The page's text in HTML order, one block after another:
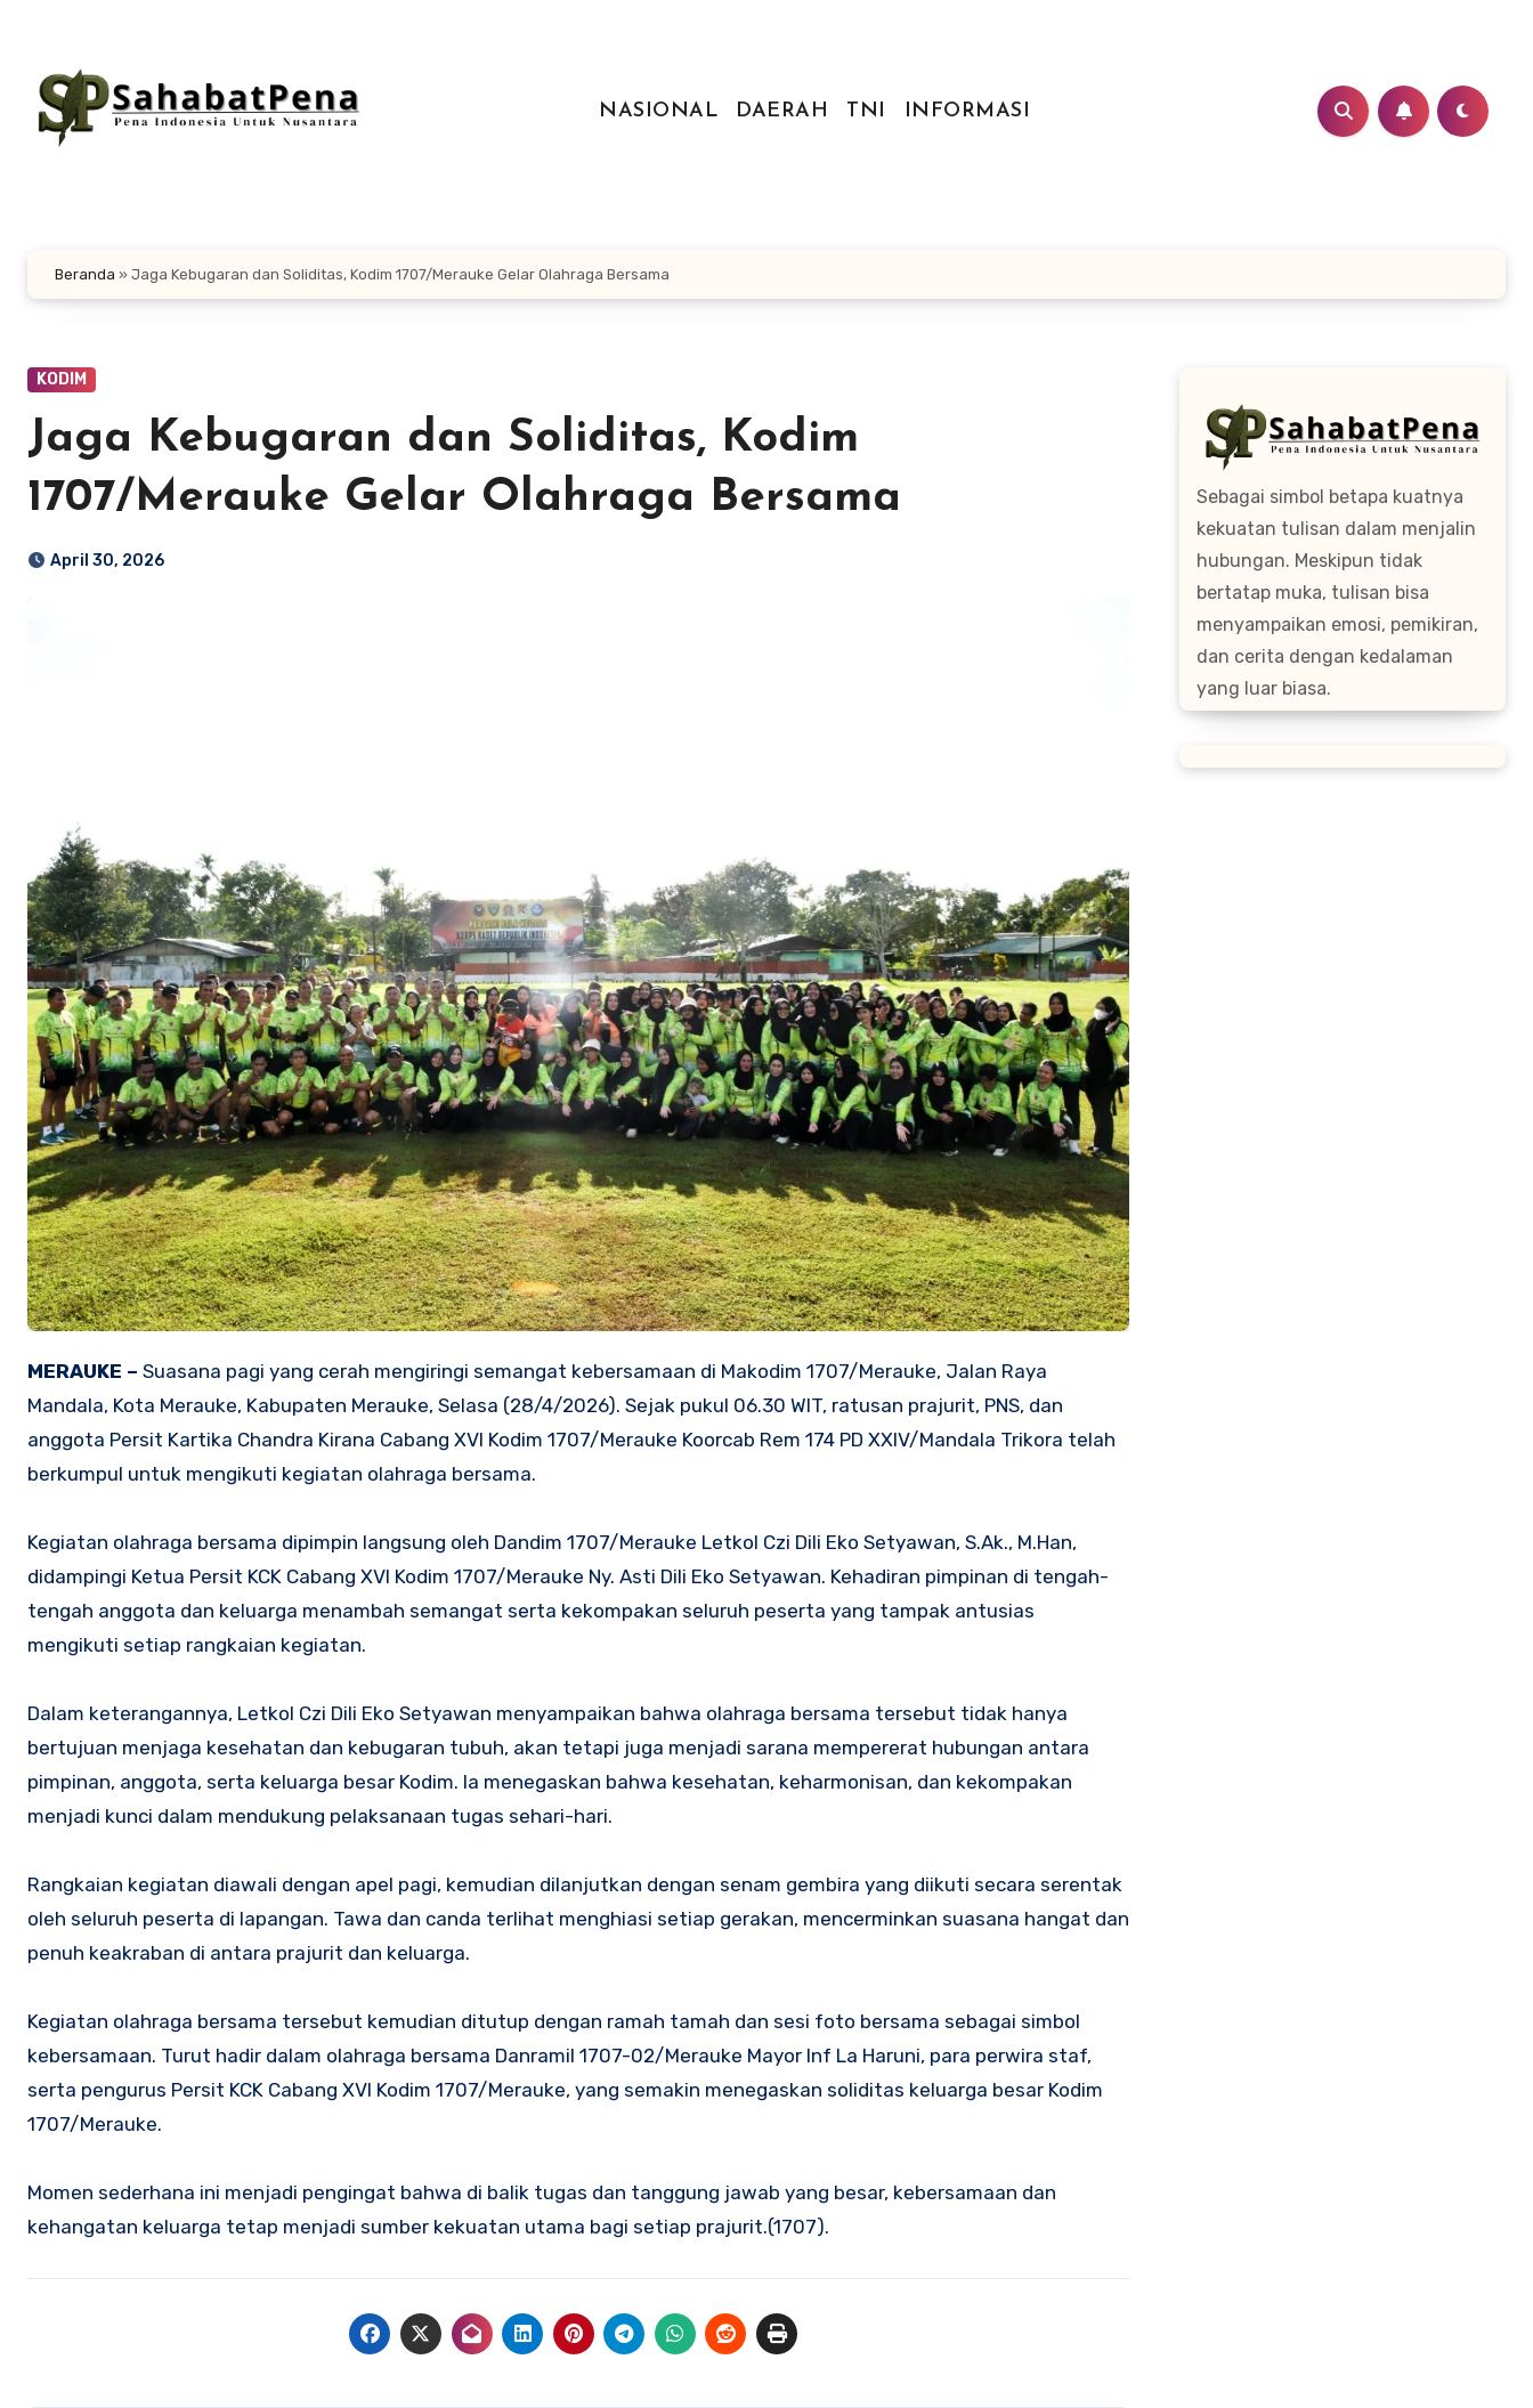
konten
NASIONAL
DAERAH TNI INFORMASI
Beranda » Jaga Kebugaran dan Soliditas, Kodim 1707/Merauke Gelar Olahraga Bersama
KODIM
Jaga Kebugaran dan Soliditas, Kodim
1707/Merauke Gelar Olahraga Bersama
April 30, 2026
MERAUKE – Suasana pagi yang cerah mengiringi semangat kebersamaan di Makodim 1707/Merauke, Jalan Raya
Mandala, Kota Merauke, Kabupaten Merauke, Selasa (28/4/2026). Sejak pukul 06.30 WIT, ratusan prajurit, PNS, dan
anggota Persit Kartika Chandra Kirana Cabang XVI Kodim 1707/Merauke Koorcab Rem 174 PD XXIV/Mandala Trikora telah
berkumpul untuk mengikuti kegiatan olahraga bersama.
Kegiatan olahraga bersama dipimpin langsung oleh Dandim 1707/Merauke Letkol Czi Dili Eko Setyawan, S.Ak., M.Han,
didampingi Ketua Persit KCK Cabang XVI Kodim 1707/Merauke Ny. Asti Dili Eko Setyawan. Kehadiran pimpinan di tengah-
tengah anggota dan keluarga menambah semangat serta kekompakan seluruh peserta yang tampak antusias
mengikuti setiap rangkaian kegiatan.
Dalam keterangannya, Letkol Czi Dili Eko Setyawan menyampaikan bahwa olahraga bersama tersebut tidak hanya
bertujuan menjaga kesehatan dan kebugaran tubuh, akan tetapi juga menjadi sarana mempererat hubungan antara
pimpinan, anggota, serta keluarga besar Kodim. Ia menegaskan bahwa kesehatan, keharmonisan, dan kekompakan
menjadi kunci dalam mendukung pelaksanaan tugas sehari-hari.
Rangkaian kegiatan diawali dengan apel pagi, kemudian dilanjutkan dengan senam gembira yang diikuti secara serentak
oleh seluruh peserta di lapangan. Tawa dan canda terlihat menghiasi setiap gerakan, mencerminkan suasana hangat dan
penuh keakraban di antara prajurit dan keluarga.
Kegiatan olahraga bersama tersebut kemudian ditutup dengan ramah tamah dan sesi foto bersama sebagai simbol
kebersamaan. Turut hadir dalam olahraga bersama Danramil 1707-02/Merauke Mayor Inf La Haruni, para perwira staf,
serta pengurus Persit KCK Cabang XVI Kodim 1707/Merauke, yang semakin menegaskan soliditas keluarga besar Kodim
1707/Merauke.
Momen sederhana ini menjadi pengingat bahwa di balik tugas dan tanggung jawab yang besar, kebersamaan dan
kehangatan keluarga tetap menjadi sumber kekuatan utama bagi setiap prajurit.(1707).
Sebagai simbol betapa kuatnya
kekuatan tulisan dalam menjalin
hubungan. Meskipun tidak
bertatap muka, tulisan bisa
menyampaikan emosi, pemikiran,
dan cerita dengan kedalaman
yang luar biasa.